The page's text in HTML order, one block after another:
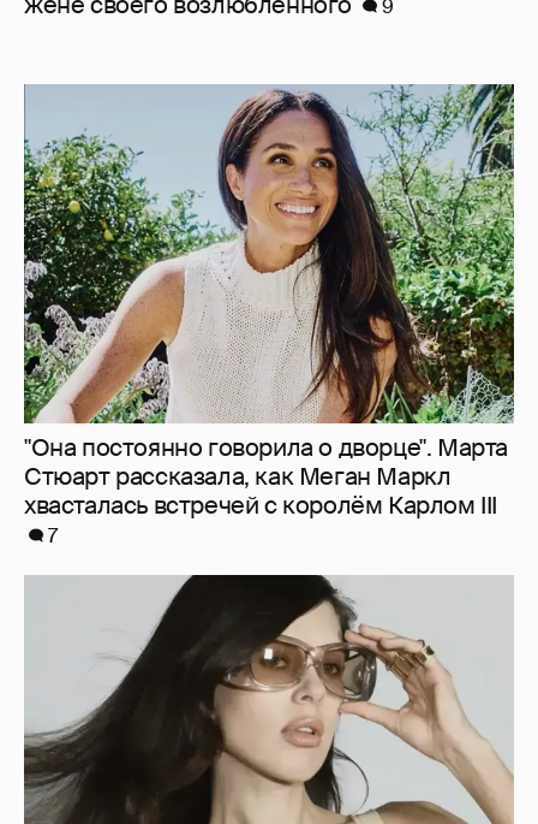
"Она постоянно говорила о дворце". Марта
Стюарт рассказала, как Меган Маркл
хвасталась встречей с королём Карлом III
7
"Об этом не принято говорить". Ксения
Шипилова задумалась о заморозке
яйцеклеток